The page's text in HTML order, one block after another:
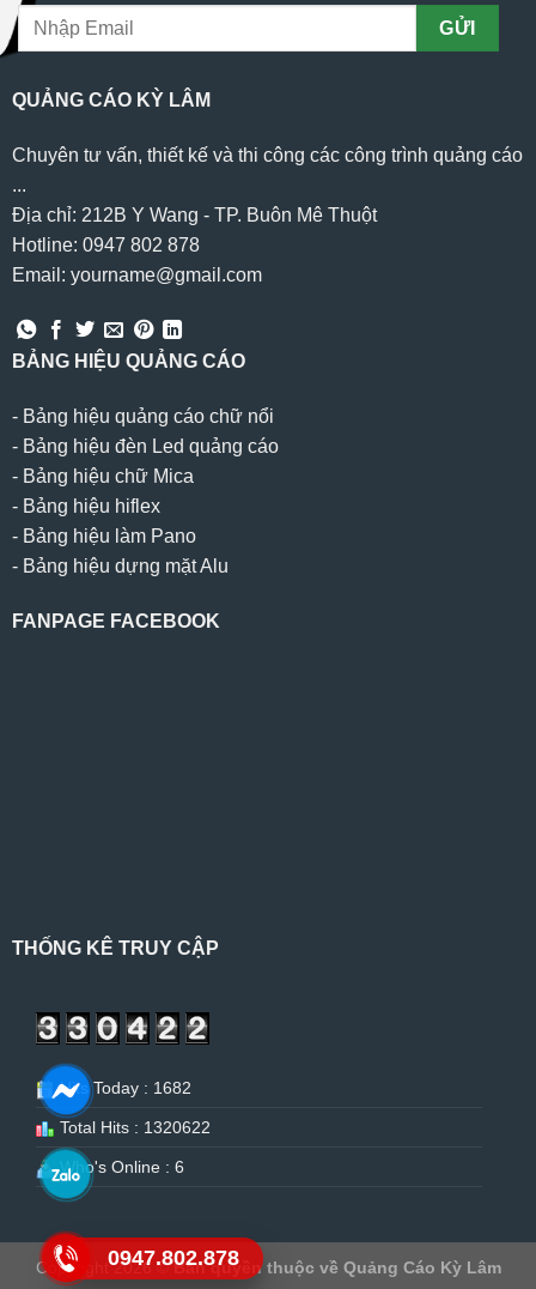
QUẢNG CÁO KỲ LÂM
Chuyên tư vấn, thiết kế và thi công các công trình quảng cáo
...
Địa chỉ: 212B Y Wang - TP. Buôn Mê Thuột
Hotline: 0947 802 878
Email: yourname@gmail.com
BẢNG HIỆU QUẢNG CÁO
- Bảng hiệu quảng cáo chữ nổi
- Bảng hiệu đèn Led quảng cáo
- Bảng hiệu chữ Mica
- Bảng hiệu hiflex
- Bảng hiệu làm Pano
- Bảng hiệu dựng mặt Alu
FANPAGE FACEBOOK
THỐNG KÊ TRUY CẬP
Hits Today : 1682
Total Hits : 1320622
Who's Online : 6
Copyright 2026 ©Bản quyền thuộc về Quảng Cáo Kỳ Lâm
0947.802.878